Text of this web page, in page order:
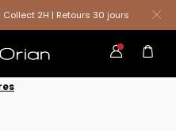
Collect 2H | Retours 30 jours